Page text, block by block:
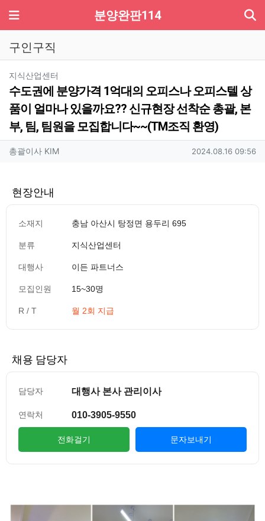
메뉴 분양완판114
구인구직
지식산업센터
수도권에 분양가격 1억대의 오피스나 오피스텔 상
품이 얼마나 있을까요?? 신규현장 선착순 총괄, 본
부, 팀, 팀원을 모집합니다~~(TM조직 환영)
작성자 정보
총괄이사 KIM작성 작성일
2024.08.16 09:56
현장안내
소재지 충남 아산시 탕정면 용두리 695
분류 지식산업센터
대행사 이든 파트너스
모집인원 15~30명
R / T 월 2회 지급
채용 담당자
담당자 대행사 본사 관리이사
연락처 010-3905-9550
전화걸기 문자보내기
본문